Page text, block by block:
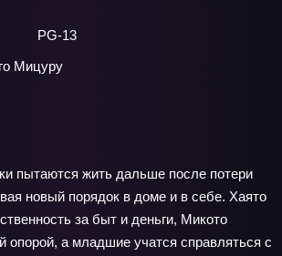
PG-13
Мицуру
пытаются жить дальше после потери
новый порядок в доме и в себе. Хаято
за быт и деньги, Микото
опорой, а младшие учатся справляться с